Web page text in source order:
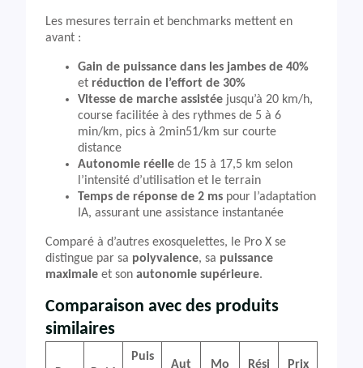
Les mesures terrain et benchmarks mettent en
avant :
Gain de puissance dans les jambes de 40%
et réduction de l’effort de 30%
Vitesse de marche assistée jusqu’à 20 km/h,
course facilitée à des rythmes de 5 à 6
min/km, pics à 2min51/km sur courte
distance
Autonomie réelle de 15 à 17,5 km selon
l’intensité d’utilisation et le terrain
Temps de réponse de 2 ms pour l’adaptation
IA, assurant une assistance instantanée
Comparé à d’autres exosquelettes, le Pro X se
distingue par sa polyvalence, sa puissance
maximale et son autonomie supérieure.
Comparaison avec des produits
similaires
Puis
Aut
Mo
Rési
Prix